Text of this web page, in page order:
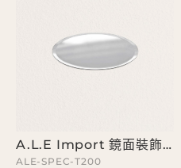
A.L.E Import 鏡面裝飾圓盤
ALE-SPEC-T200